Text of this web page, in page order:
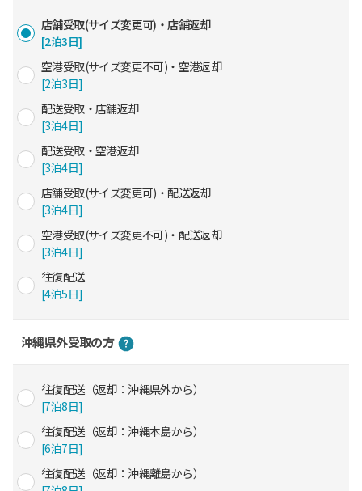
店舗受取(サイズ変更可)・店舗返却
[2泊3日]
空港受取(サイズ変更不可)・空港返却
[2泊3日]
配送受取・店舗返却
[3泊4日]
配送受取・空港返却
[3泊4日]
店舗受取(サイズ変更可)・配送返却
[3泊4日]
空港受取(サイズ変更不可)・配送返却
[3泊4日]
往復配送
[4泊5日]
沖縄県外受取の方
往復配送（返却：沖縄県外から）
[7泊8日]
往復配送（返却：沖縄本島から）
[6泊7日]
往復配送（返却：沖縄離島から）